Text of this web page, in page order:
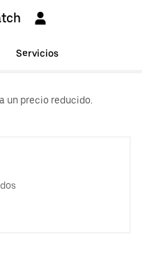
Servicios
un precio reducido.